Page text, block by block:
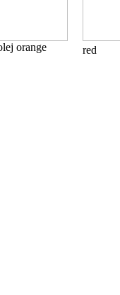
orange red